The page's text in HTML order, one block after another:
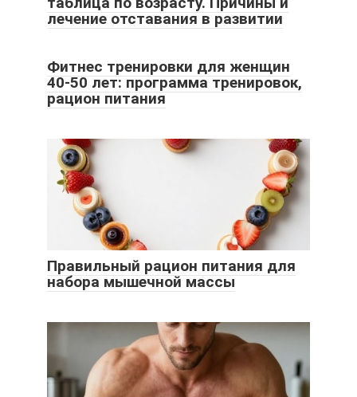
лечение отставания в развитии
Фитнес тренировки для женщин
40-50 лет: программа тренировок,
рацион питания
Правильный рацион питания для
набора мышечной массы